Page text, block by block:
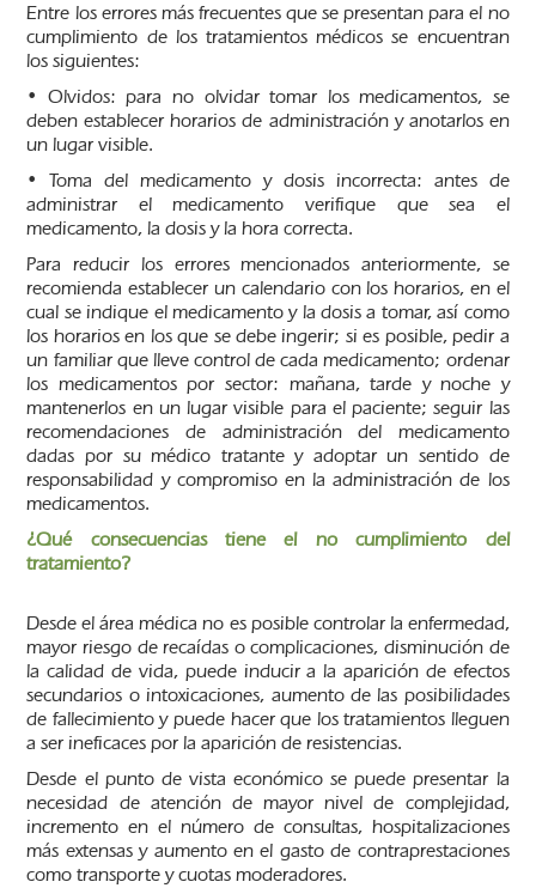
Entre los errores más frecuentes que se presentan para el no
cumplimiento de los tratamientos médicos se encuentran
los siguientes:
• Olvidos: para no olvidar tomar los medicamentos, se
deben establecer horarios de administración y anotarlos en
un lugar visible.
• Toma del medicamento y dosis incorrecta: antes de
administrar el medicamento verifique que sea el
medicamento, la dosis y la hora correcta.
Para reducir los errores mencionados anteriormente, se
recomienda establecer un calendario con los horarios, en el
cual se indique el medicamento y la dosis a tomar, así como
los horarios en los que se debe ingerir; si es posible, pedir a
un familiar que lleve control de cada medicamento; ordenar
los medicamentos por sector: mañana, tarde y noche y
mantenerlos en un lugar visible para el paciente; seguir las
recomendaciones de administración del medicamento
dadas por su médico tratante y adoptar un sentido de
responsabilidad y compromiso en la administración de los
medicamentos.
¿Qué consecuencias tiene el no cumplimiento del
tratamiento?
Desde el área médica no es posible controlar la enfermedad,
mayor riesgo de recaídas o complicaciones, disminución de
la calidad de vida, puede inducir a la aparición de efectos
secundarios o intoxicaciones, aumento de las posibilidades
de fallecimiento y puede hacer que los tratamientos lleguen
a ser ineficaces por la aparición de resistencias.
Desde el punto de vista económico se puede presentar la
necesidad de atención de mayor nivel de complejidad,
incremento en el número de consultas, hospitalizaciones
más extensas y aumento en el gasto de contraprestaciones
como transporte y cuotas moderadores.